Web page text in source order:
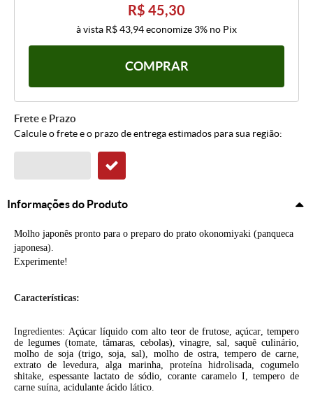
R$ 45,30
à vista R$ 43,94economize 3% no Pix
COMPRAR
Frete e Prazo
Calcule o frete e o prazo de entrega estimados para sua região:
Informações do Produto
Molho japonês pronto para o preparo do prato okonomiyaki (panqueca
japonesa).
Experimente!
Características:
Ingredientes:Açúcar líquido com alto teor de frutose, açúcar, tempero
de legumes (tomate, tâmaras, cebolas), vinagre, sal, saquê culinário,
molho de soja (trigo, soja, sal), molho de ostra, tempero de carne,
extrato de levedura, alga marinha, proteína hidrolisada, cogumelo
shitake, espessante lactato de sódio, corante caramelo I, tempero de
carne suína, acidulante ácido lático.